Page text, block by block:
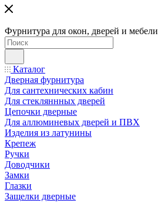
Фурнитура для окон, дверей и мебели
Каталог
Дверная фурнитура
Для сантехнических кабин
Для стекляннных дверей
Цепочки дверные
Для аллюминевых дверей и ПВХ
Изделия из латунины
Крепеж
Ручки
Доводчики
Замки
Глазки
Защелки дверные